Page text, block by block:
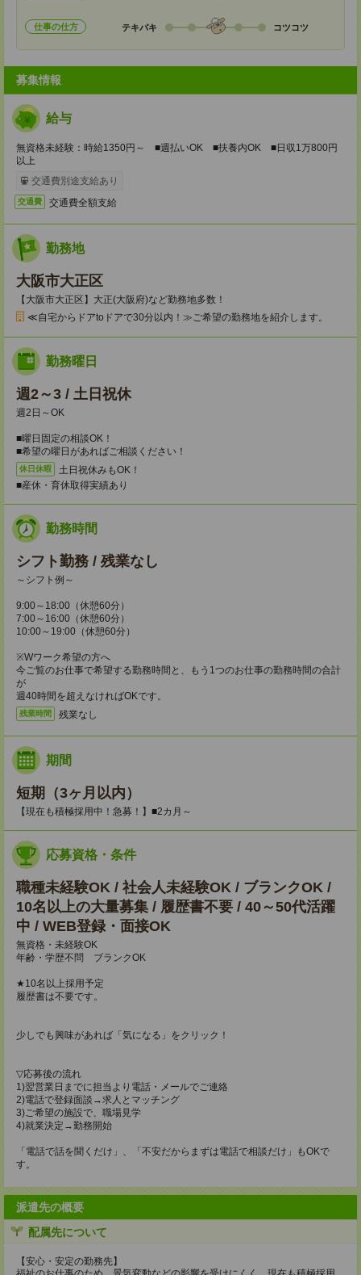
仕事の仕方 テキパキ コツコツ
募集情報
給与
無資格未経験：時給1350円～ ■週払いOK ■扶養内OK ■日収1万800円
以上
交通費別途支給あり
交通費 交通費全額支給
勤務地
大阪市大正区
【大阪市大正区】大正(大阪府)など勤務地多数！
≪自宅からドアtoドアで30分以内！≫ご希望の勤務地を紹介します。
勤務曜日
週2～3 / 土日祝休
週2日～OK
■曜日固定の相談OK！
■希望の曜日があればご相談ください！
休日休暇
土日祝休みもOK！
■産休・育休取得実績あり
勤務時間
シフト勤務 / 残業なし
～シフト例～
9:00～18:00（休憩60分）
7:00～16:00（休憩60分）
10:00～19:00（休憩60分）
※Wワーク希望の方へ
今ご覧のお仕事で希望する勤務時間と、もう1つのお仕事の勤務時間の合計
が
週40時間を超えなければOKです。
残業時間 残業なし
期間
短期（3ヶ月以内）
【現在も積極採用中！急募！】■2カ月～
応募資格・条件
職種未経験OK / 社会人未経験OK / ブランクOK /
10名以上の大量募集 / 履歴書不要 / 40～50代活躍
中 / WEB登録・面接OK
無資格・未経験OK
年齢・学歴不問 ブランクOK
★10名以上採用予定
履歴書は不要です。
少しでも興味があれば「気になる」をクリック！
▽応募後の流れ
1)翌営業日までに担当より電話・メールでご連絡
2)電話で登録面談→求人とマッチング
3)ご希望の施設で、職場見学
4)就業決定→勤務開始
「電話で話を聞くだけ」、「不安だからまずは電話で相談だけ」もOKで
す。
派遣先の概要
配属先について
【安心・安定の勤務先】